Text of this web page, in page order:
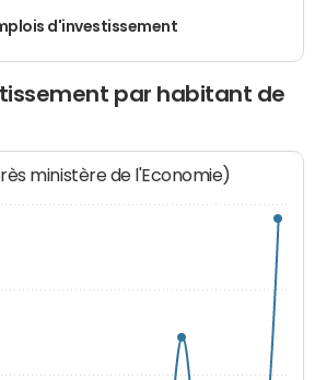
d'investissement
par habitant de
ministère de l'Economie)